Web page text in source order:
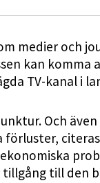
medier och
kan komma
TV-kanal i
Och
till den